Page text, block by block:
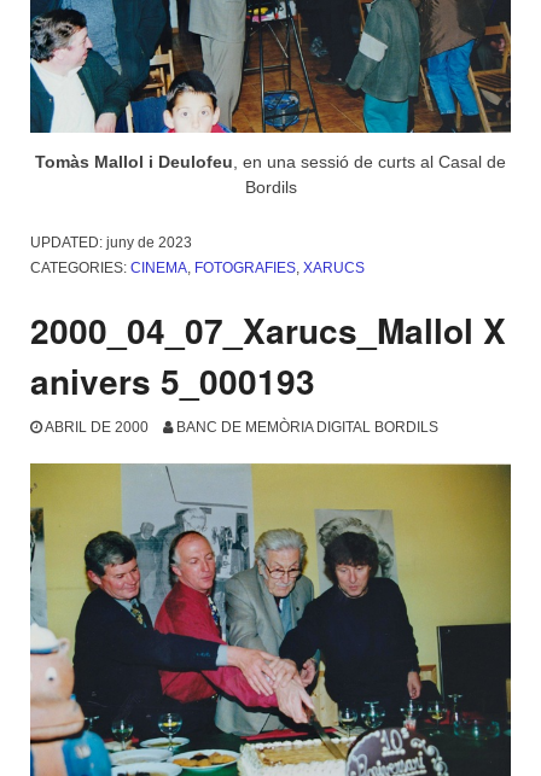
Tomàs Mallol i Deulofeu, en una sessió de curts al Casal de
Bordils
UPDATED: juny de 2023
CATEGORIES: CINEMA, FOTOGRAFIES, XARUCS
2000_04_07_Xarucs_Mallol X
anivers 5_000193
ABRIL DE 2000 BANC DE MEMÒRIA DIGITAL BORDILS